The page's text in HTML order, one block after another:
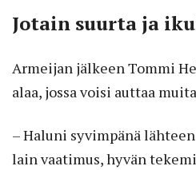
Jotain suurta ja
Armeijan jälkeen Tommi
alaa, jossa voisi auttaa
– Haluni syvimpänä
lain vaatimus, hyvän